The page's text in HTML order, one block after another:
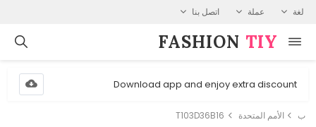
لغة عملة اتصل بنا
FASHION⁠ TIY
Download app and enjoy extra discount
ب الأمم المتحدة T103D36B16